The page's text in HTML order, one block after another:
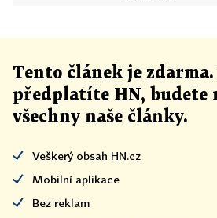
Tento článek je
předplatíte HN, budete
všechny naše články.
Veškerý obsah HN.cz
Mobilní aplikace
Bez reklam